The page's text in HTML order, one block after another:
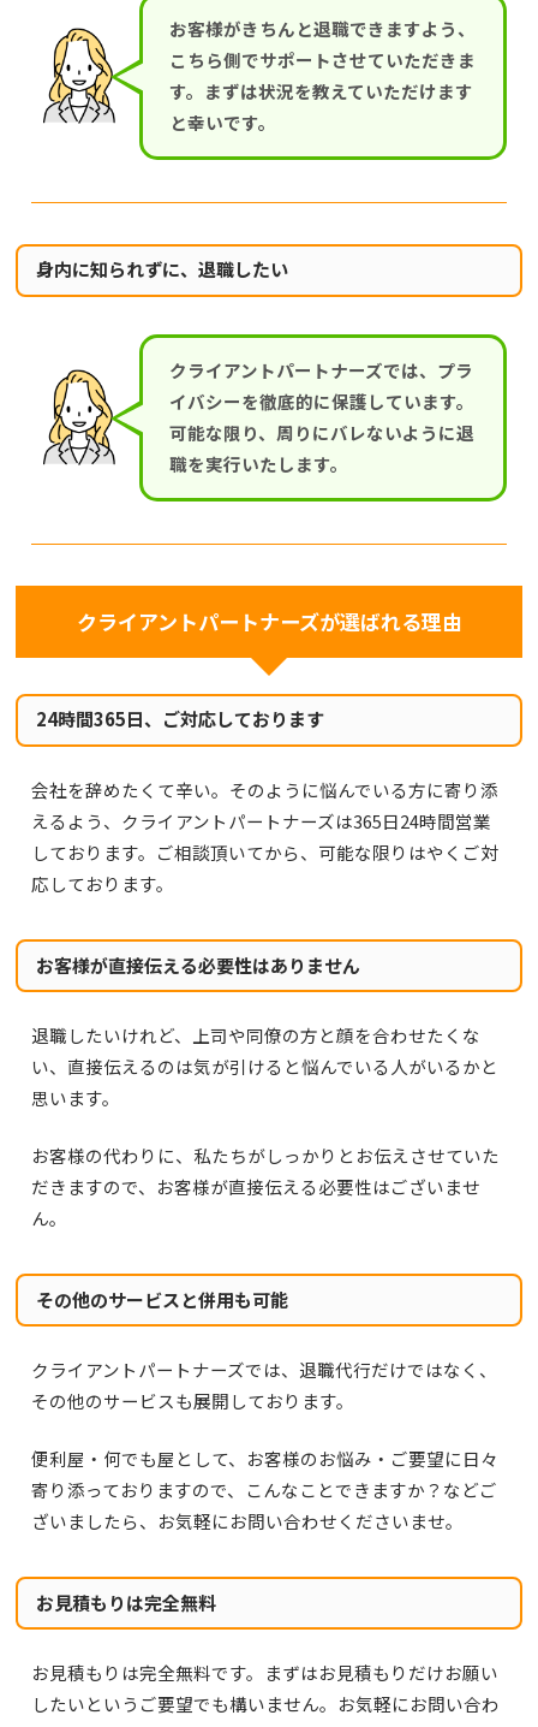
お客様がきちんと退職できますよう、
こちら側でサポートさせていただきま
す。まずは状況を教えていただけます
と幸いです。
身内に知られずに、退職したい
クライアントパートナーズでは、プラ
イバシーを徹底的に保護しています。
可能な限り、周りにバレないように退
職を実行いたします。
クライアントパートナーズが選ばれる理由
24時間365日、ご対応しております
会社を辞めたくて辛い。そのように悩んでいる方に寄り添
えるよう、クライアントパートナーズは365日24時間営業
しております。ご相談頂いてから、可能な限りはやくご対
応しております。
お客様が直接伝える必要性はありません
退職したいけれど、上司や同僚の方と顔を合わせたくな
い、直接伝えるのは気が引けると悩んでいる人がいるかと
思います。
お客様の代わりに、私たちがしっかりとお伝えさせていた
だきますので、お客様が直接伝える必要性はございませ
ん。
その他のサービスと併用も可能
クライアントパートナーズでは、退職代行だけではなく、
その他のサービスも展開しております。
便利屋・何でも屋として、お客様のお悩み・ご要望に日々
寄り添っておりますので、こんなことできますか？などご
ざいましたら、お気軽にお問い合わせくださいませ。
お見積もりは完全無料
お見積もりは完全無料です。まずはお見積もりだけお願い
したいというご要望でも構いません。お気軽にお問い合わ